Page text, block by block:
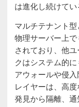
は進化し続けてい
マルチテナント
物理サーバー上
されており、他
クはシステム的
アウォールや侵
レイヤーは、高
発見から隔離、